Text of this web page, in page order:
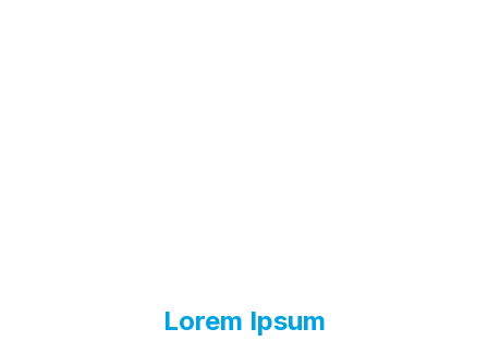
Lorem Ipsum